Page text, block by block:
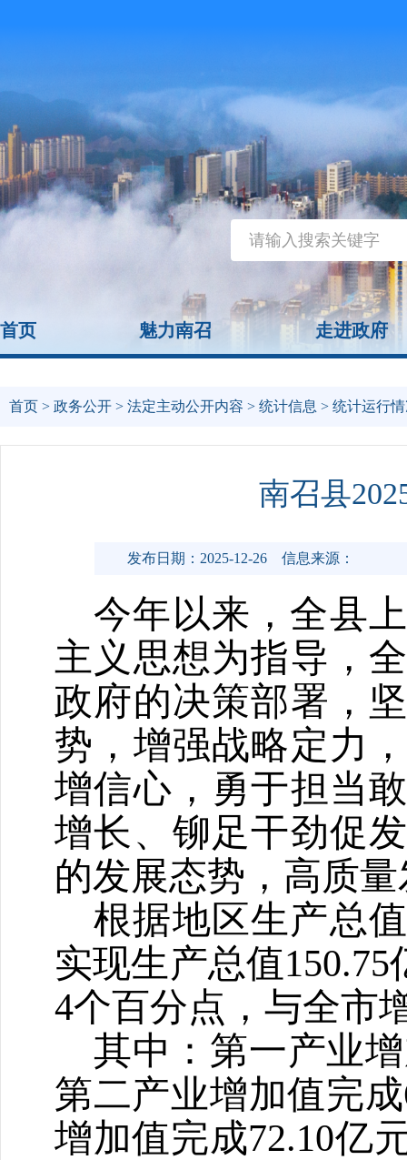
首页 魅力南召 走进政府
首页 > 政务公开 > 法定主动公开内容 > 统计信息 > 统计运行
南召县
发布日期：2025-12-26 信息来源：
今年以来，全县
主义思想为指导，
政府的决策部署，
势，增强战略定力
增信心，勇于担当
增长、铆足干劲促
的发展态势，高质
根据地区生产总
实现生产总值150.75
4个百分点，与全市
其中：第一产业
第二产业增加值完成
增加值完成72.10亿